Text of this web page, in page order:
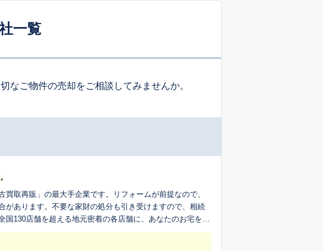
一覧
なご物件の売却をご相談してみませんか。
取再販」の最大手企業です。リフォームが前提なので、
あります。不要な家財の処分も引き受けますので、相続
130店舗を超える地元密着の各店舗に、あなたのお宅を生